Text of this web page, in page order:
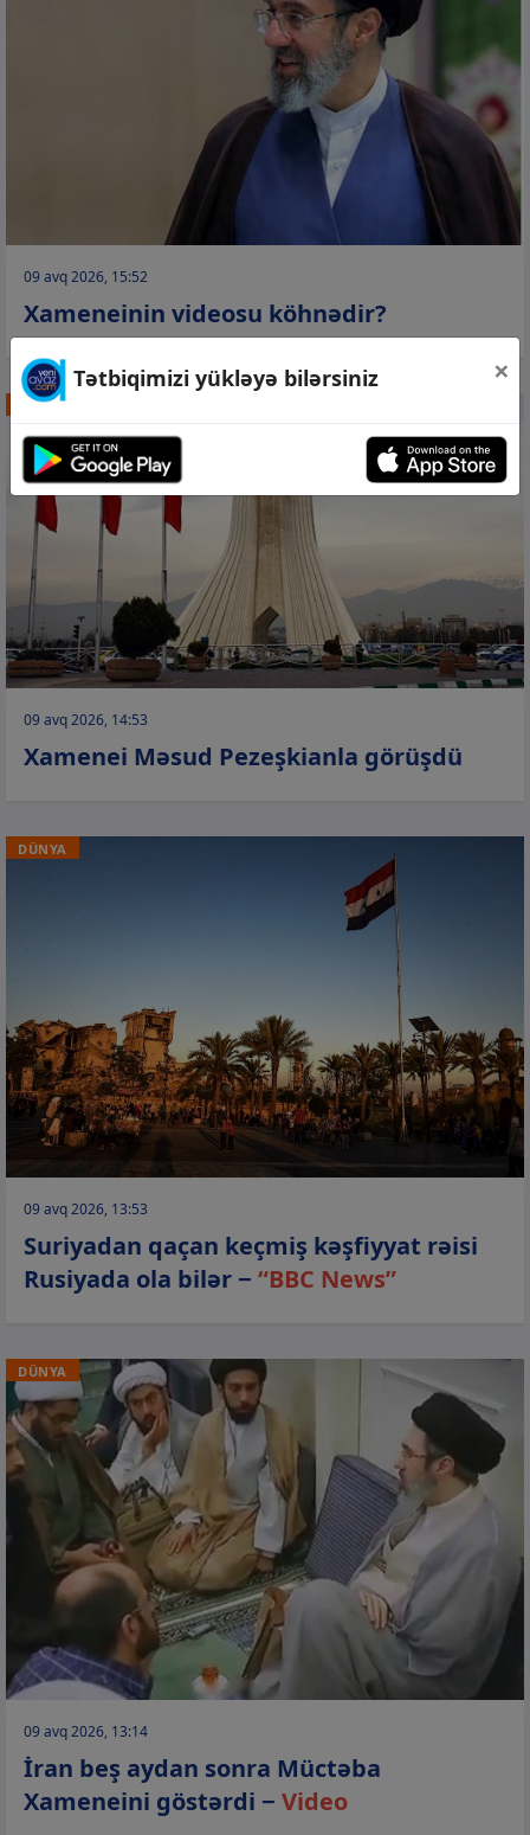
09 avq 2026, 15:52
Xameneinin videosu köhnədir?
DÜNYA
09 avq 2026, 14:53
Xamenei Məsud Pezeşkianla görüşdü
DÜNYA
09 avq 2026, 13:53
Suriyadan qaçan keçmiş kəşfiyyat rəisi
Rusiyada ola bilər − “BBC News”
DÜNYA
09 avq 2026, 13:14
İran beş aydan sonra Müctəba
Xameneini göstərdi − Video
Tətbiqimizi yükləyə bilərsiniz ×